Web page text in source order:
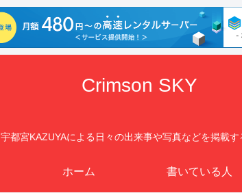
Crimson SKY
宇都宮KAZUYAによる日々の出来事や写真などを掲載す
ホーム 書いている人